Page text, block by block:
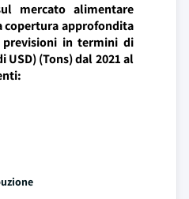
mercato alimentare
copertura approfondita
in termini di
(Tons) dal 2021 al